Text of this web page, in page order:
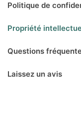
Politique de
Propriété
Questions
Laissez un avis